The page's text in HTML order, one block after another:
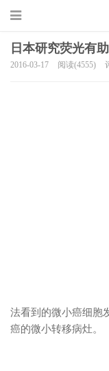
日本研究荧光有
2016-03-17 阅读(4555)
法看到的微小癌细胞
癌的微小转移病灶。